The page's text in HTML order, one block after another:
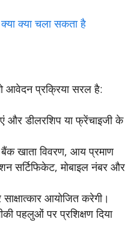
क्‍या चला सकता है
आवेदन प्रक्रिया सरल है:
और डीलरशिप या फ्रेंचाइजी के
खाता विवरण, आय प्रमाण
सर्टिफिकेट, मोबाइल नंबर और
आयोजित करेगी।
पहलुओं पर प्रशिक्षण दिया